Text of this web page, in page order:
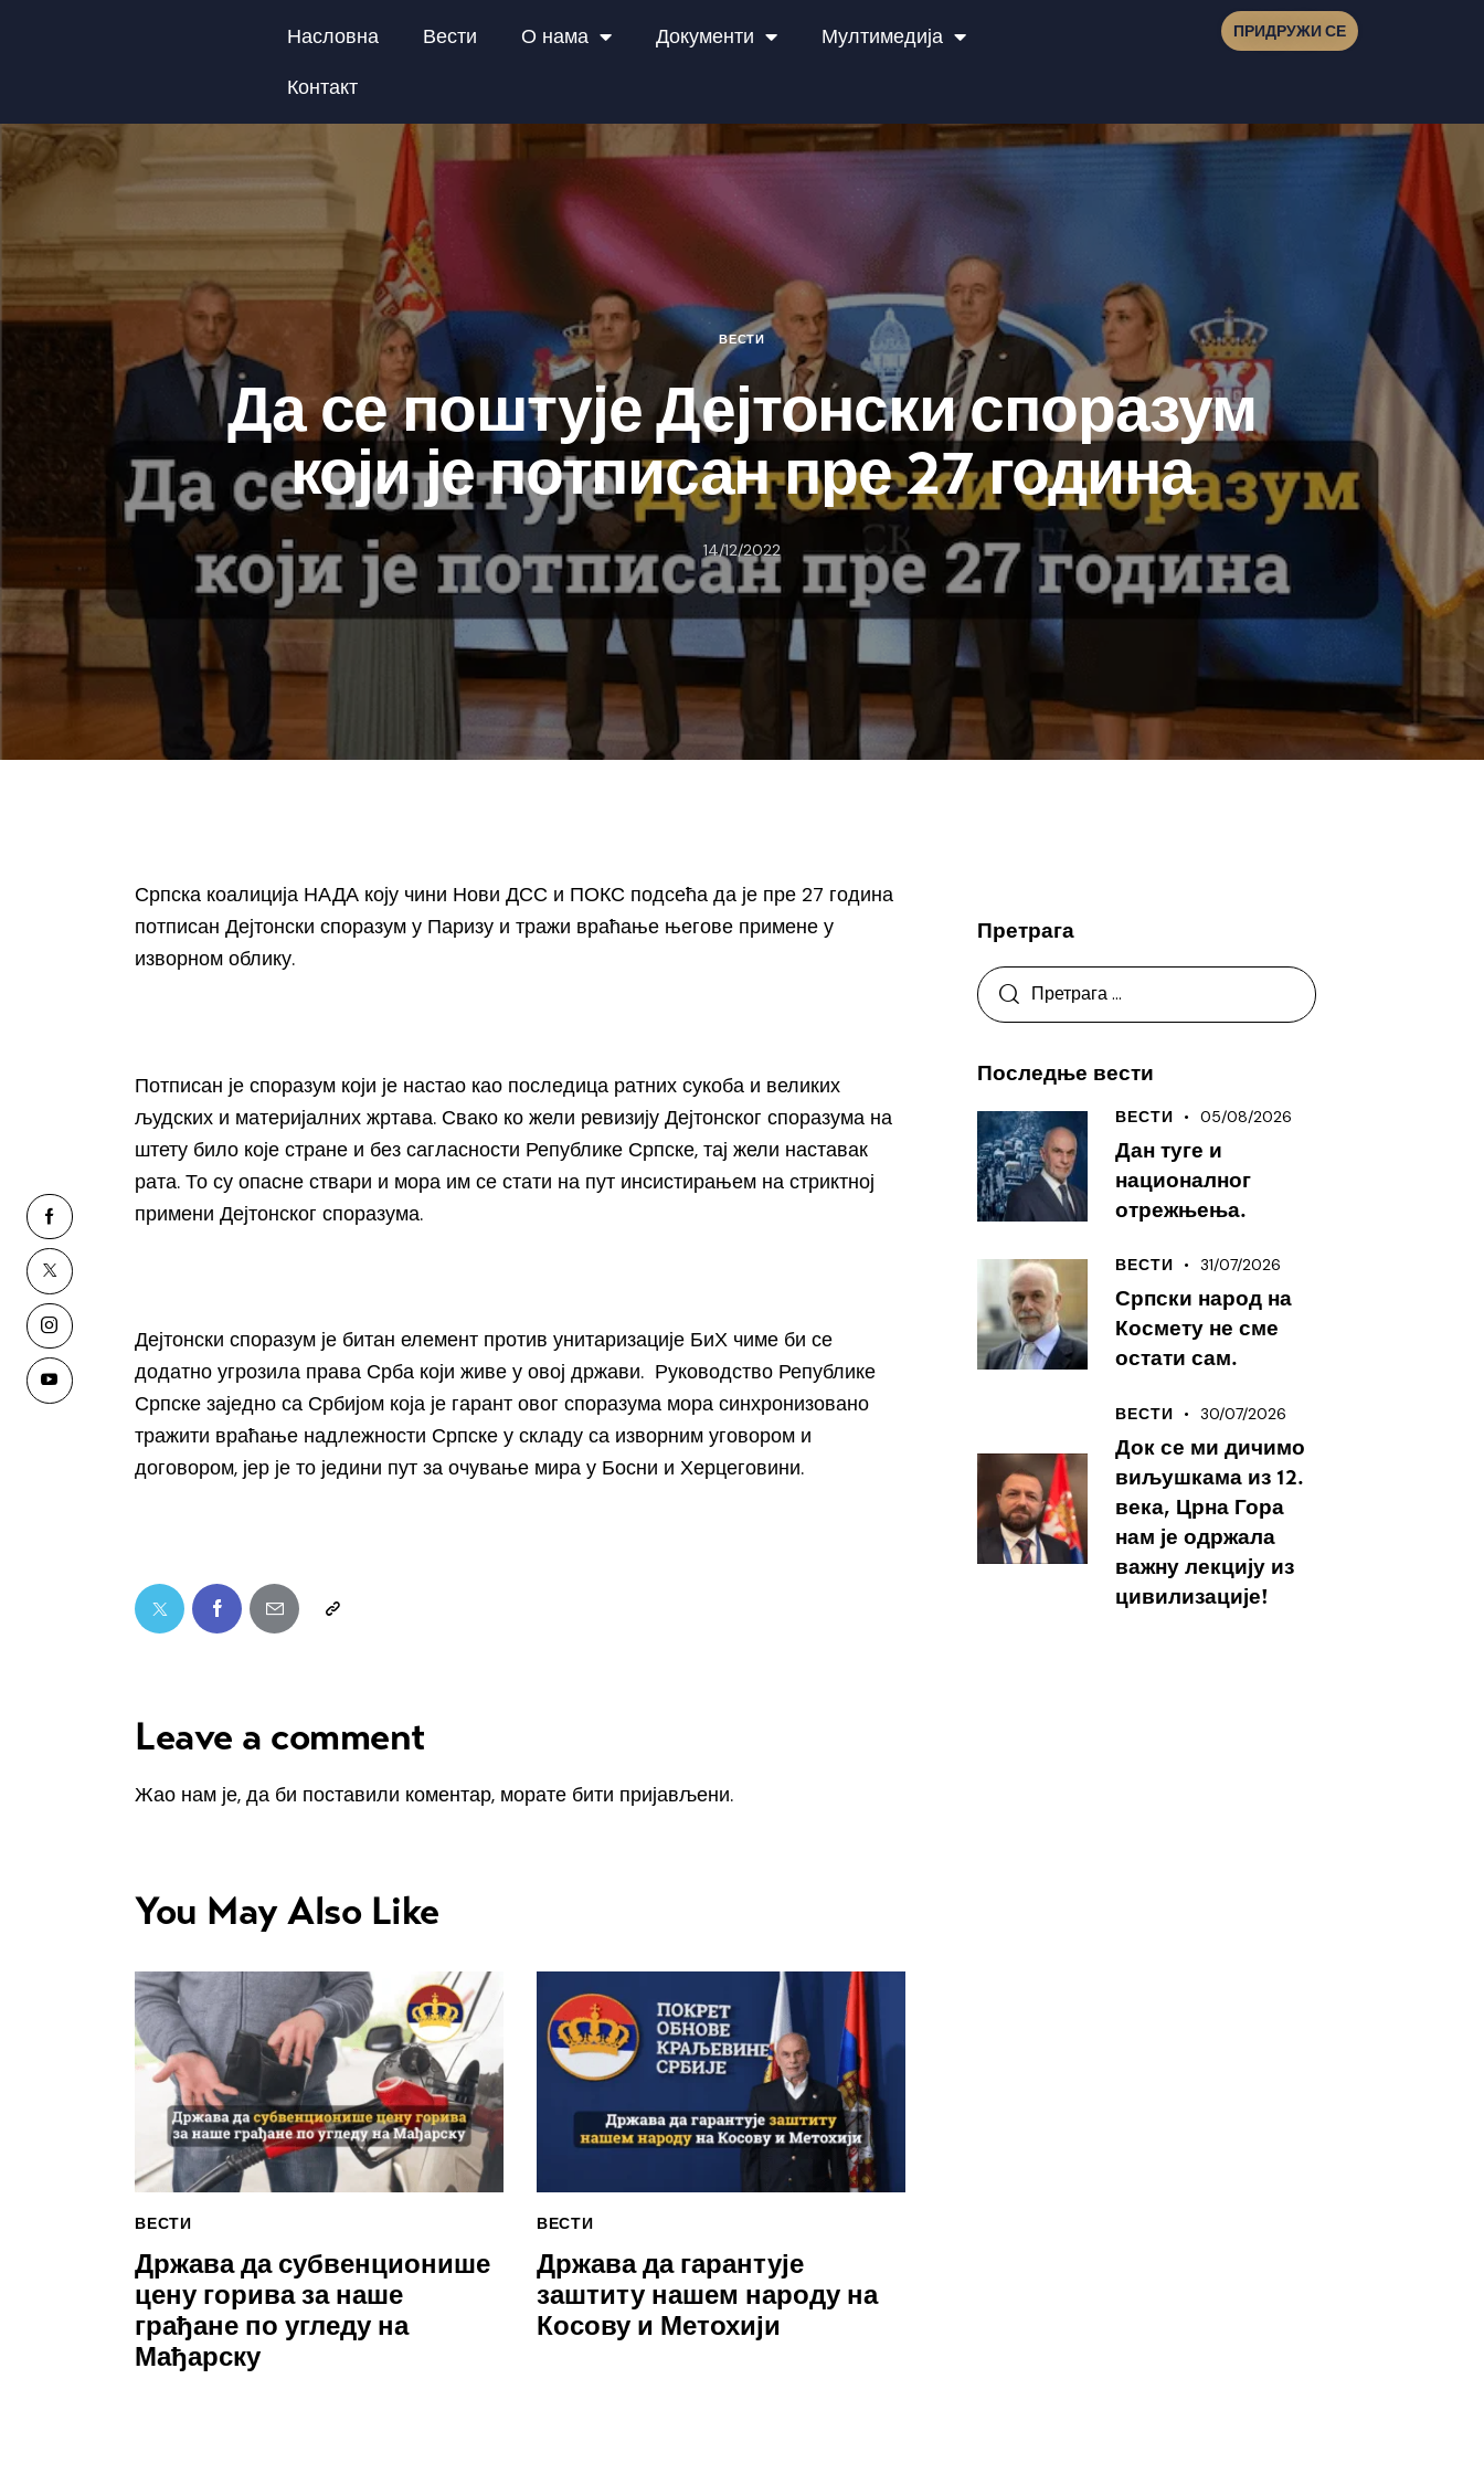
Насловна Вести О нама Документи
Мултимедија
Контакт
ПРИДРУЖИ СЕ
ВЕСТИ
Да се поштује Дејтонски споразум
који је потписан пре 27 година
14/12/2022
Српска коалиција НАДА коју чини Нови ДСС и ПОКС подсећа да је пре 27 година
потписан Дејтонски споразум у Паризу и тражи враћање његове примене у
изворном облику.
Потписан је споразум који је настао као последица ратних сукоба и великих
људских и материјалних жртава. Свако ко жели ревизију Дејтонског споразума на
штету било које стране и без сагласности Републике Српске, тај жели наставак
рата. То су опасне ствари и мора им се стати на пут инсистирањем на стриктној
примени Дејтонског споразума.
Дејтонски споразум је битан елемент против унитаризације БиХ чиме би се
додатно угрозила права Срба који живе у овој држави. Руководство Републике
Српске заједно са Србијом која је гарант овог споразума мора синхронизовано
тражити враћање надлежности Српске у складу са изворним уговором и
договором, јер је то једини пут за очување мира у Босни и Херцеговини.
Leave a comment
Жао нам је, да би поставили коментар, морате бити пријављени.
You May Also Like
ВЕСТИ
Држава да субвенционише
цену горива за наше
грађане по угледу на
Мађарску
ВЕСТИ
Држава да гарантује
заштиту нашем народу на
Косову и Метохији
Претрага
Последње вести
ВЕСТИ 05/08/2026
Дан туге и
националног
отрежњења.
ВЕСТИ 31/07/2026
Српски народ на
Космету не сме
остати сам.
ВЕСТИ 30/07/2026
Док се ми дичимо
виљушкама из 12.
века, Црна Гора
нам је одржала
важну лекцију из
цивилизације!